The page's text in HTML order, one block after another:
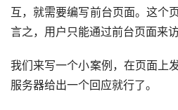
互，就需要编写前台页面。这个
言之，用户只能通过前台页面来
我们来写一个小案例，在页面上
服务器给出一个回应就行了。